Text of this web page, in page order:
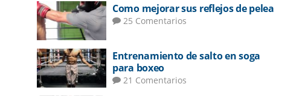
Como mejorar sus reflejos de pelea
25 Comentarios
Entrenamiento de salto en soga
para boxeo
21 Comentarios